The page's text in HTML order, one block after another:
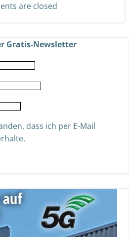
are closed
Gratis-Newsletter
dass ich per E-Mail